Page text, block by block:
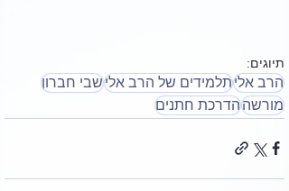
תיוגים:
הרב אליתלמידים של הרב אלישבי חברון
מורשההדרכת חתנים